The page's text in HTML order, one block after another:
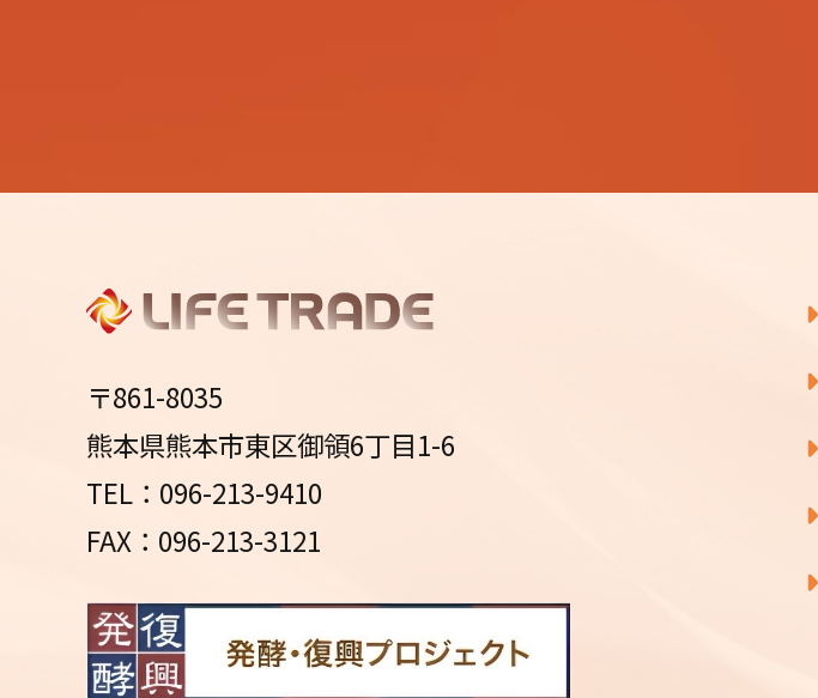
〒861-8035
熊本県熊本市東区御領6丁目1-6
TEL：096-213-9410
FAX：096-213-3121